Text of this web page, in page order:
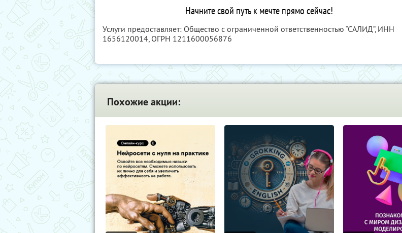
Начните свой путь к мечте прямо сейчас!
Услуги предоставляет: Общество с ограниченной ответственностью “САЛИД”, ИНН
1656120014, ОГРН 1211600056876
Похожие акции: